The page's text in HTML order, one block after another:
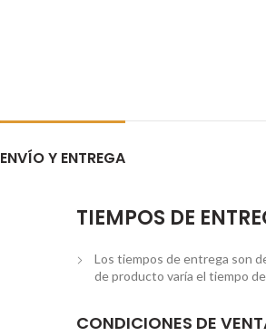
ENVÍO Y ENTREGA
TIEMPOS DE
Los tiempos de entrega son
de producto varía el tiempo
CONDICIONES DE